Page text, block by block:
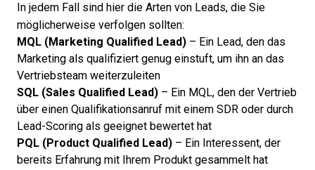
In jedem Fall sind hier die Arten von Leads, die Sie
möglicherweise verfolgen sollten:
MQL (Marketing Qualified Lead) – Ein Lead, den das
Marketing als qualifiziert genug einstuft, um ihn an das
Vertriebsteam weiterzuleiten
SQL (Sales Qualified Lead) – Ein MQL, den der Vertrieb
über einen Qualifikationsanruf mit einem SDR oder durch
Lead-Scoring als geeignet bewertet hat
PQL (Product Qualified Lead) – Ein Interessent, der
bereits Erfahrung mit Ihrem Produkt gesammelt hat